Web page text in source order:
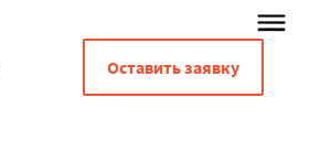
Оставить заявку